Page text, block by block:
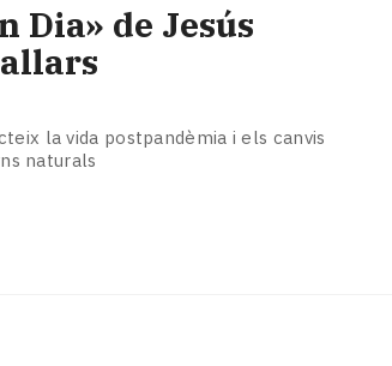
Dia» de Jesús
la vida postpandèmia i els canvis
naturals